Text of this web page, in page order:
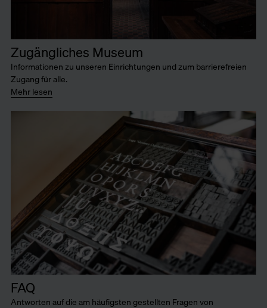
Zugängliches Museum
Informationen zu unseren Einrichtungen und zum barrierefreien
Zugang für alle.
Mehr lesen
FAQ
Antworten auf die am häufigsten gestellten Fragen von